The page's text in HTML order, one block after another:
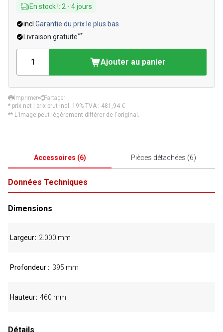
En stock !: 2 - 4jours
incl. Garantie du prix le plus bas
Livraison gratuite**
Ajouter au panier
Imprimer
Partager
* prix net | prix brut incl. 19% TVA : 481,94 €
** L'image peut légèrement différer de l'original.
Accessoires (6) Pièces détachées (6)
Données Techniques
Dimensions
Largeur 2.000 mm
Profondeur 395 mm
Hauteur 460 mm
Détails